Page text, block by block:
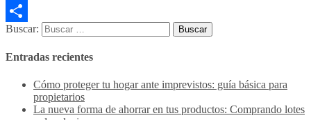
Email
Compartir
Buscar:
Entradas recientes
Cómo proteger tu hogar ante imprevistos: guía básica para
propietarios
La nueva forma de ahorrar en tus productos: Comprando lotes